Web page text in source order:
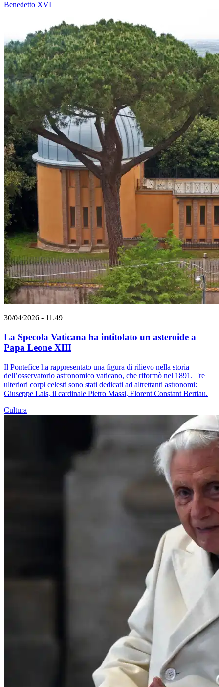
Benedetto XVI
30/04/2026 - 11:49
La Specola Vaticana ha intitolato un asteroide a
Papa Leone XIII
Il Pontefice ha rappresentato una figura di rilievo nella storia
dell’osservatorio astronomico vaticano, che riformò nel 1891. Tre
ulteriori corpi celesti sono stati dedicati ad altrettanti astronomi:
Giuseppe Lais, il cardinale Pietro Massi, Florent Constant Bertiau.
Cultura